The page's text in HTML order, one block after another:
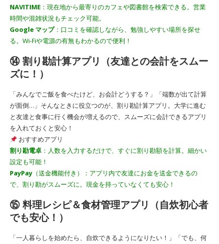
NAVITIME ：現在地から最寄りのカフェや図書館を検索できる。営業
時間や混雑状況もチェック可能。
Google マップ：口コミを確認しながら、勉強しやすい場所を探せ
る。Wi-Fiや電源の有無もわかるので便利！
⑭ 割り勘計算アプリ（友達との会計をスムー
ズに！）
「みんなでご飯を食べたけど、お会計どうする？」「端数が出て計算
が面倒…」そんなときに役立つのが、割り勘計算アプリ。大学に進む
と友達と食事に行く機会が増えるので、スムーズに会計できるアプリ
を入れておくと安心！
おすすめアプリ
割り勘電卓 ：人数を入力するだけで、すぐに割り勘額を計算。細かい
設定も可能！
PayPay （送金機能付き）：アプリ内で友達にお金を送金できるの
で、割り勘がスムーズに。現金を持っていなくても安心！
⑮ 料理レシピ＆食材管理アプリ（自炊初心者
でも安心！）
「一人暮らしを始めたら、自炊できるようになりたい！」「でも、何